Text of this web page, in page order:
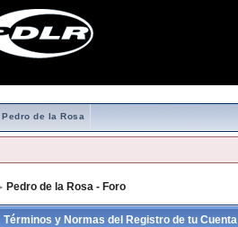
Pedro de la Rosa
Pedro de la Rosa - Foro
Términos y Normas del Registro de tu Cuenta